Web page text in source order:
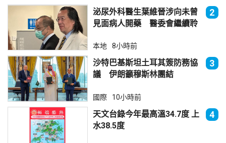
泌尿外科醫生葉維晉涉向未曾
見面病人開藥 醫委會繼續聆
2
本地 8小時前
沙特巴基斯坦土耳其簽防務協
議 伊朗籲穆斯林團結
3
國際 10小時前
天文台錄今年最高溫34.7度 上
水38.5度
4